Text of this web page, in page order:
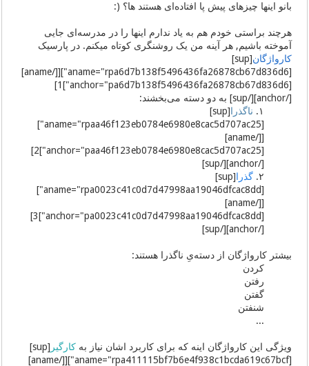
بانو اینها چیزهای پیش پا افتاده‌ای هستند ها؟ (:
هرچند براستی خودم هم به یاد ندارم اینها را در مدرسه‌ای جایی
آموخته باشیم, هر آینه من یک روشنگری کوتاه میکنم. در پارسیک
کارواژگان
[sup]
[aname="rpa6d7b138f5496436fa26878cb67d836d6"][[/aname]
[anchor="pa6d7b138f5496436fa26878cb67d836d6"]1]
[/anchor][/sup] به دو دسته می‌بخشند:
١.
ناگذرا
[sup]
[aname="rpaa46f123eb0784e6980e8cac5d707ac25"]
[[/aname]
[anchor="paa46f123eb0784e6980e8cac5d707ac25"]2]
[/anchor][/sup]
٢. گذرا
[sup]
[aname="rpa0023c41c0d7d47998aa19046dfcac8dd"]
[[/aname]
[anchor="pa0023c41c0d7d47998aa19046dfcac8dd"]3]
[/anchor][/sup]
بیشتر کارواژگان از دسته‌یِ ناگذرا هستند:
کردن
رفتن
گفتن
شنفتن
...
ویژگی این کارواژگان اینه که برای کاربرد اشان نیاز بهکارگیر
[sup]
[aname="rpa411115bf7b6e4f938c1bcda619c67bcf"][[/aname]